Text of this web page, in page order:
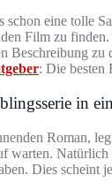
schon eine tolle
Film zu
Beschreibung zu
: Die besten
in
Roman,
warten.
Dies scheint